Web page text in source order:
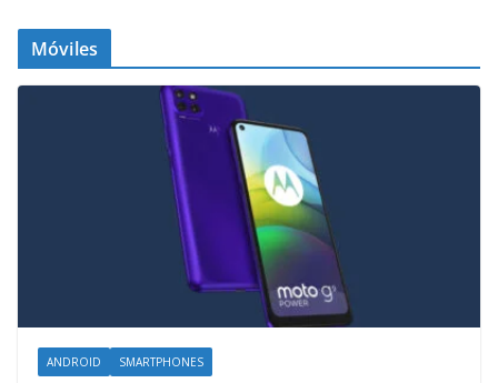
Móviles
ANDROID SMARTPHONES